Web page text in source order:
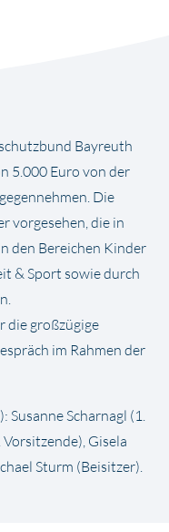
Bayreuth
5.000 Euro von der
Die
vorgesehen, die in
den Bereichen Kinder
& Sport sowie durch
die großzügige
im Rahmen der
Susanne Scharnagl (1.
Gisela
Sturm (Beisitzer).